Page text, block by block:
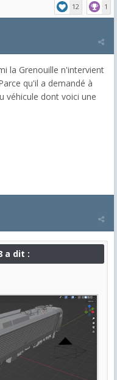
12 1
la Grenouille n'intervient
qu'il a demandé à
véhicule dont voici une
a dit :